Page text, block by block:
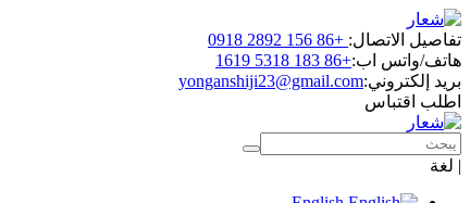
تفاصيل الاتصال: +86 156 2892 0918
هاتف/واتس اب:+86 183 5318 1619
بريد إلكتروني:yonganshiji23@gmail.com
اطلب اقتباس
| لغة